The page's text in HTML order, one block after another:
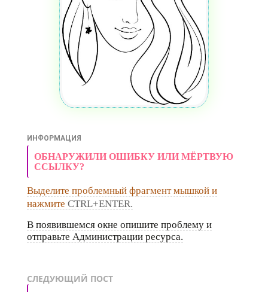
ИНФОРМАЦИЯ
ОБНАРУЖИЛИ ОШИБКУ ИЛИ МЁРТВУЮ
ССЫЛКУ?
Выделите проблемный фрагмент мышкой и
нажмите CTRL+ENTER.
В появившемся окне опишите проблему и
отправьте Администрации ресурса.
СЛЕДУЮЩИЙ ПОСТ